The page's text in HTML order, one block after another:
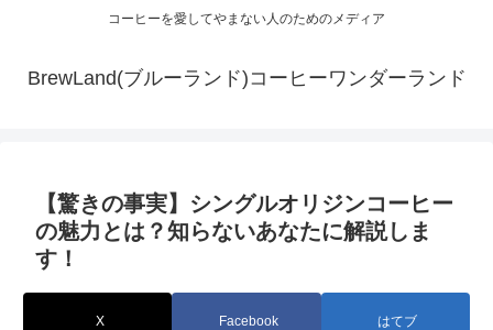
コーヒーを愛してやまない人のためのメディア
BrewLand(ブルーランド)コーヒーワンダーランド
【驚きの事実】シングルオリジンコーヒー
の魅力とは？知らないあなたに解説しま
す！
X Facebook はてブ